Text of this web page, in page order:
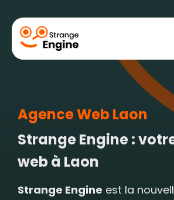
naturel
payant
webAgence Web Laon
Strange Engine :
web à Laon
Strange Engine est la